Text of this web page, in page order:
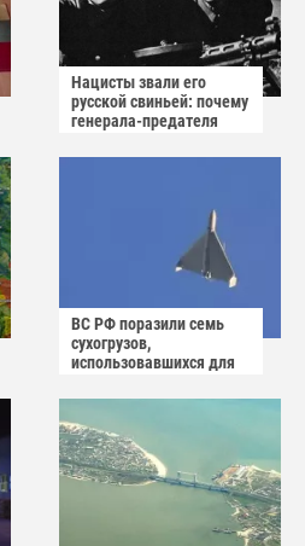
Нацисты звали его
русской свиньей: почему
генерала-предателя
публичного суда
ВС РФ поразили семь
сухогрузов,
использовавшихся для